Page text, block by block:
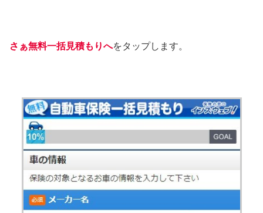
さぁ無料一括見積もりへをタップします。